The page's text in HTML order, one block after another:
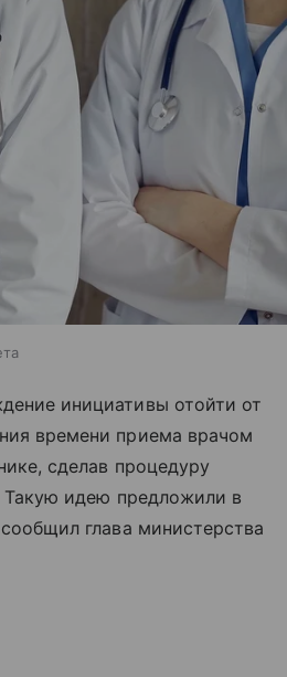
инициативы отойти от
времени приема врачом
сделав процедуру
Такую идею предложили в
глава министерства